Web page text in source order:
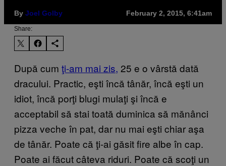
By Joel Golby February 2, 2015, 6:41am
Share:
După cum ţi-am mai zis, 25 e o vârstă dată
dracului. Practic, eşti încă tânăr, încă eşti un
idiot, încă porţi blugi mulaţi şi încă e
acceptabil să stai toată duminica să mănânci
pizza veche în pat, dar nu mai eşti chiar aşa
de tânăr. Poate că ţi-ai găsit fire albe în cap.
Poate ai făcut câteva riduri. Poate că scoţi un